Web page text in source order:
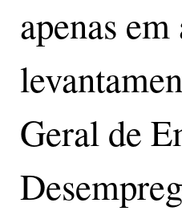
apenas
Geral de